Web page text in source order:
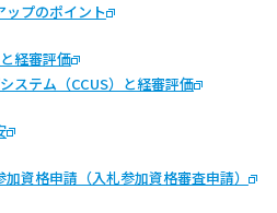
ップのポイント
経審評価
ステム（CCUS）と経審評価
資格申請（入札参加資格審査申請）